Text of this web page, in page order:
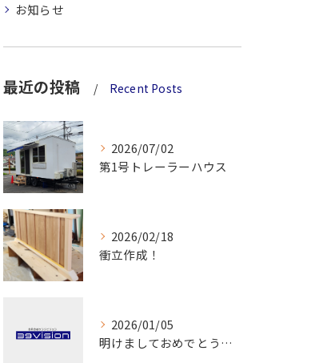
お知らせ
最近の投稿 Recent Posts
2026/07/02
第1号トレーラーハウス
2026/02/18
衝立作成！
2026/01/05
明けましておめでとうございます！